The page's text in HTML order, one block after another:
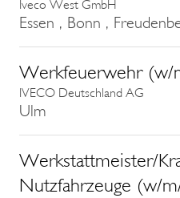
Iveco West GmbH
Essen , Bonn ,
Werkfeuerwehr (w/
IVECO Deutschland AG
Ulm
Werkstattmeister/
Nutzfahrzeuge (w/